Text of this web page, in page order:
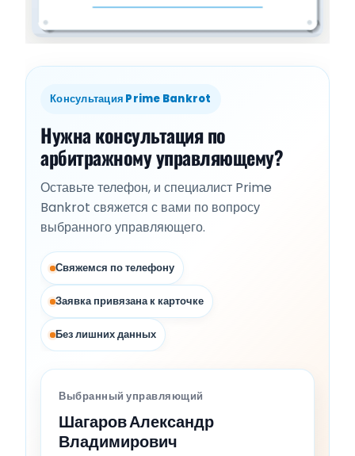
Консультация Prime Bankrot
Нужна консультация по
арбитражному управляющему?
Оставьте телефон, и специалист Prime
Bankrot свяжется с вами по вопросу
выбранного управляющего.
Свяжемся по телефону
Заявка привязана к карточке
Без лишних данных
Выбранный управляющий
Шагаров Александр
Владимирович